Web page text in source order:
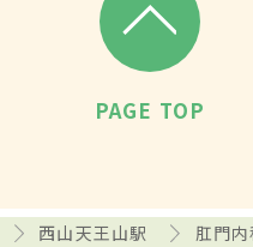
PAGE TOP
西山天王山駅 肛門内